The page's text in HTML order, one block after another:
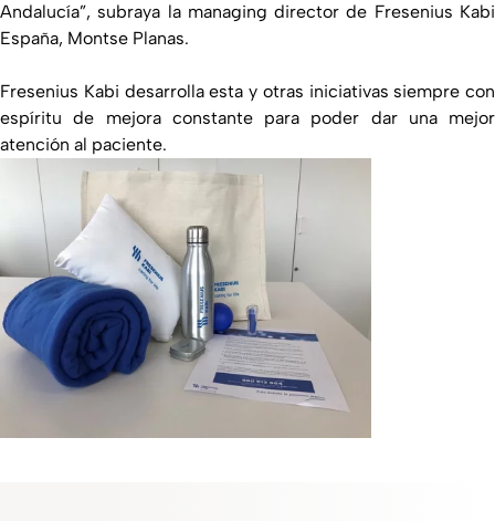
Andalucía”, subraya la managing director de Fresenius Kabi
España, Montse Planas.
Fresenius Kabi desarrolla esta y otras iniciativas siempre con
espíritu de mejora constante para poder dar una mejor
atención al paciente.